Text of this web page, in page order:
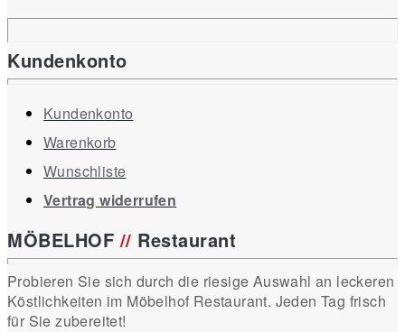
Kundenkonto
Kundenkonto
Warenkorb
Wunschliste
Vertrag widerrufen
MÖBELHOF// Restaurant
Probieren Sie sich durch die riesige Auswahl an leckeren
Köstlichkeiten im Möbelhof Restaurant. Jeden Tag frisch
für Sie zubereitet!